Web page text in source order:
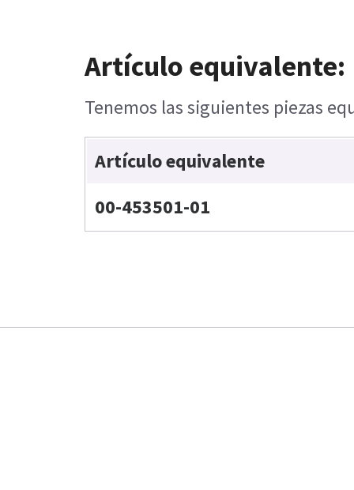
Artículo equivalente:
Tenemos las siguientes piezas
Artículo equivalente
00-453501-01